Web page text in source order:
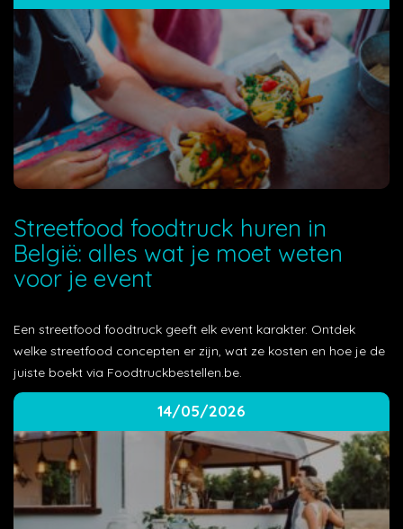
Streetfood foodtruck huren in
België: alles wat je moet weten
voor je event
Een streetfood foodtruck geeft elk event karakter. Ontdek
welke streetfood concepten er zijn, wat ze kosten en hoe je de
juiste boekt via Foodtruckbestellen.be.
14/05/2026